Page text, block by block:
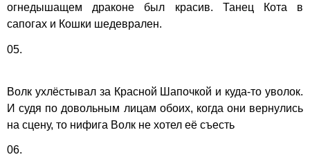
огнедышащем драконе был красив. Танец Кота в
сапогах и Кошки шедеврален.
05.
Волк ухлёстывал за Красной Шапочкой и куда-то уволок.
И судя по довольным лицам обоих, когда они вернулись
на сцену, то нифига Волк не хотел её съесть
06.